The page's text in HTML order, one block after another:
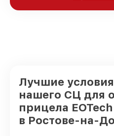
Лучшие
нашего СЦ для
прицела
в Ростове-на-